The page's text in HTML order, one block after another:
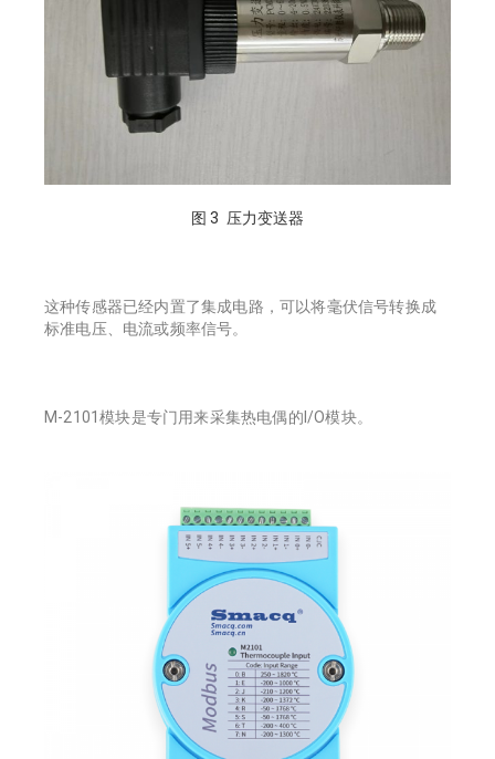
图 3 压力变送器
这种传感器已经内置了集成电路，可以将毫伏信号转换成
标准电压、电流或频率信号。
M-2101模块是专门用来采集热电偶的I/O模块。